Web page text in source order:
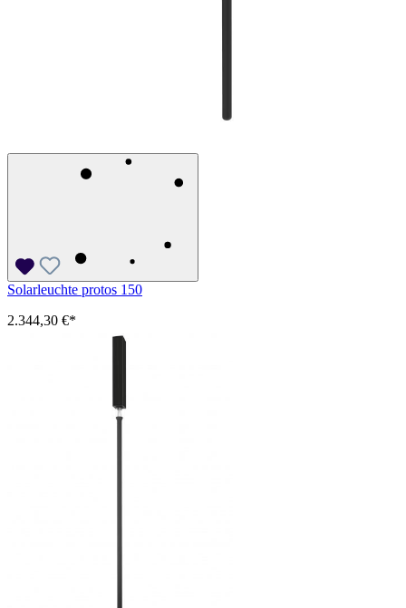
Solarleuchte protos 150
2.344,30 €*